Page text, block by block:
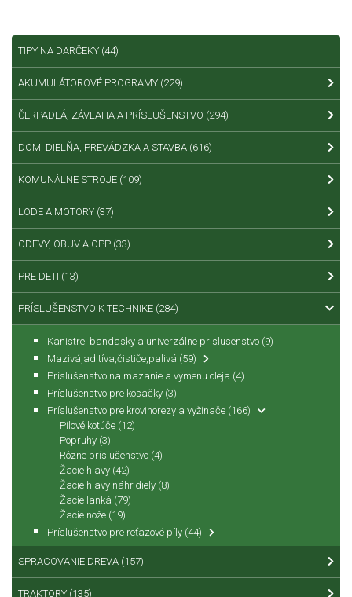
TIPY NA DARČEKY (44)
AKUMULÁTOROVÉ PROGRAMY (229)
ČERPADLÁ, ZÁVLAHA A PRÍSLUŠENSTVO (294)
DOM, DIELŇA, PREVÁDZKA A STAVBA (616)
KOMUNÁLNE STROJE (109)
LODE A MOTORY (37)
ODEVY, OBUV A OPP (33)
PRE DETI (13)
PRÍSLUŠENSTVO K TECHNIKE (284)
Kanistre, bandasky a univerzálne prislusenstvo (9)
Mazivá,aditíva,čističe,palivá (59)
Príslušenstvo na mazanie a výmenu oleja (4)
Príslušenstvo pre kosačky (3)
Príslušenstvo pre krovinorezy a vyžínače (166)
Pílové kotúče (12)
Popruhy (3)
Rôzne príslušenstvo (4)
Žacie hlavy (42)
Žacie hlavy náhr.diely (8)
Žacie lanká (79)
Žacie nože (19)
Príslušenstvo pre reťazové píly (44)
SPRACOVANIE DREVA (157)
TRAKTORY (135)